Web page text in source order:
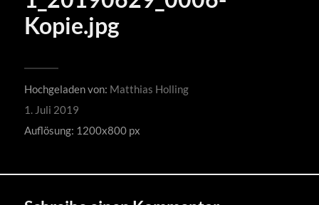
Kopie.jpg
Hochgeladen von: Matthias Holling
1. Juli 2019
Auflösung: 1200x800 px